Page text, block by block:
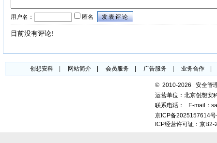
用户名： 匿名
目前没有评论!
创想安科| 网站简介| 会员服务| 广告服务| 业务合作|
© 2010-2026 安全
运营单位：北京创想安
联系电话：
E-mail：
京ICP备2025157614
ICP经营许可证：京